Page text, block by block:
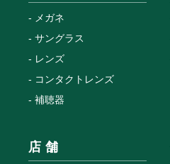
メガネ
サングラス
レンズ
コンタクトレンズ
補聴器
店 舗